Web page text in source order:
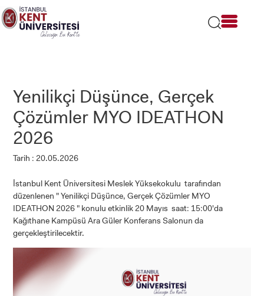
Lütfen
dikkat:
Bu
sistemi
içerir.Yenilikçi Düşünce, Gerçek
Çözümler MYO IDEATHON
2026
Tarih : 20.05.2026
İstanbul Kent Üniversitesi Meslek Yüksekokulu tarafından
düzenlenen " Yenilikçi Düşünce, Gerçek Çözümler MYO
IDEATHON 2026 " konulu etkinlik 20 Mayıs saat: 15:00'da
Kağıthane Kampüsü Ara Güler Konferans Salonun da
gerçekleştirilecektir.